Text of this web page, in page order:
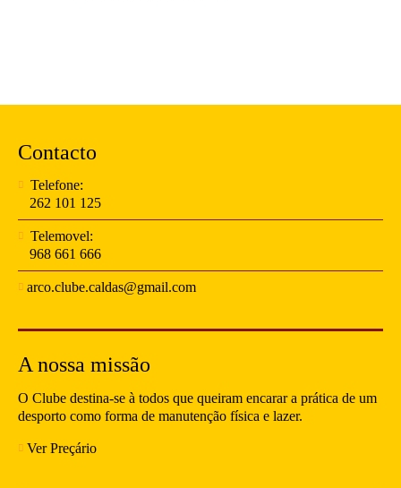
Contacto
Telefone:
262 101 125
Telemovel:
968 661 666
arco.clube.caldas@gmail.com
A nossa missão
O Clube destina-se à todos que queiram encarar a prática de um
desporto como forma de manutenção física e lazer.
Ver Preçário